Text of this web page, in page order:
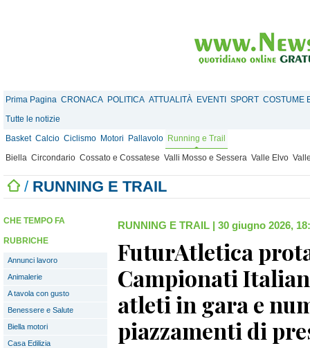
Prima Pagina CRONACA POLITICA ATTUALITÀ EVENTI SPORT COSTUME
Tutte le notizie
Basket Calcio Ciclismo Motori Pallavolo Running e Trail
Biella Circondario Cossato e Cossatese Valli Mosso e Sessera Valle Elvo
/ RUNNING E TRAIL
CHE TEMPO FA
RUBRICHE
Annunci lavoro
Animalerie
A tavola con gusto
Benessere e Salute
Biella motori
Casa Edilizia
RUNNING E TRAIL | 30 giugno 2026,
FuturAtletica
Campionati
atleti in gara e
piazzamenti di